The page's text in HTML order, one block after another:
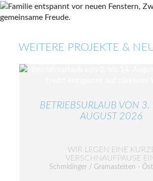
WEITERE PROJEKTE &
BETRIEBSURLAUB VON 3.
AUGUST 2026
WIR LEGEN EINE
VERSCHNAUFPAUSE
Schmidinger / Gramastetten -